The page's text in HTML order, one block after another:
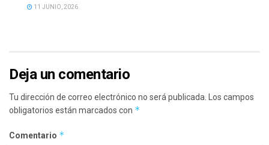
11 JUNIO, 2026
Deja un comentario
Tu dirección de correo electrónico no será publicada. Los campos
obligatorios están marcados con *
Comentario *